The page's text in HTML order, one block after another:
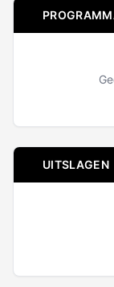
UITSLAGEN